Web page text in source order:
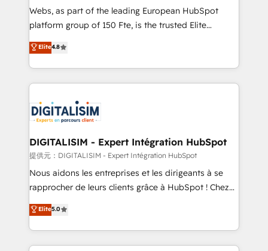
way for customers!" - Yamini Rangan, CEO of
HubSpot “Our experience with the team at Blue Frog
of experience and quality of skilled staff has earned
them a trusted reputation within the HubSpot
clients.” - Brian Garvey, VP, Solutions Partner
Program, HubSpot.
Webs, as part of the leading European HubSpot
platform group of 150 Fte, is the trusted Elite
HubSpot CRM Partner offering you a roadmap on
maximizing EBITDA and achieving Commercial
Excellence. With our targeted processes, we
strengthen your digital transformation and minimize
Implementation partner, we provide expertise to
drive your business forward. Since 2015 we are fully
dedicated to HubSpot and with an experienced
team (50+), we work with reputable companies in
B2B sectors such as manufacturing, SaaS and
business services. We prepare a customized
impact of your digital transformation, including a
detailed financial rationale with a focus on ROI and
Elite4.8
DIGITALISIM - Expert Intégration HubSpot
提供元：DIGITALISIM - Expert Intégration HubSpot
Nous aidons les entreprises et les dirigeants à se
rapprocher de leurs clients grâce à HubSpot ! Chez
DIGITALISIM, nous avons l'intime conviction que la
réussite des entreprises passe par l’innovation web,
le marketing digital, et la relation client ! C'est
pourquoi, nos experts sont à la fois capables de
Elite5.0